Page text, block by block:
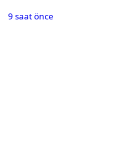
9 saat önce